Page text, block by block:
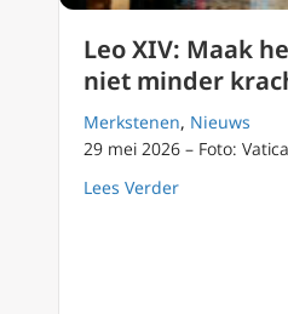
Leo XIV: Maak
niet minder
Merkstenen, Nieuws
29 mei 2026 – Foto:
Lees Verderabout Leo